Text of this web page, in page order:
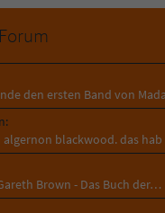
den ersten Band von
blackwood. das
Brown - Das Buch der…